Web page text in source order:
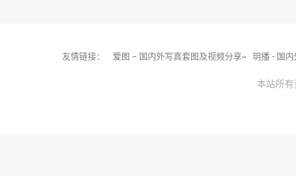
友情链接： 爱图 – 国内外写真套图及视频分享~ 玥播 - 国
本站所